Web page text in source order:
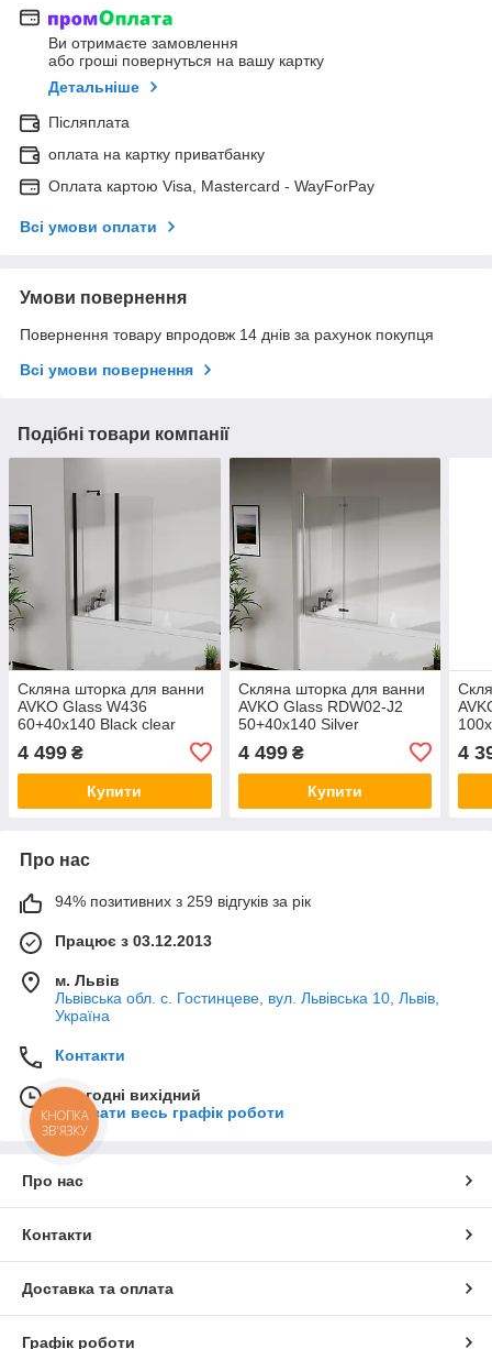
Ви отримаєте замовлення
або гроші повернуться на вашу картку
Детальніше
Післяплата
оплата на картку приватбанку
Оплата картою Visa, Mastercard - WayForPay
Всі умови оплати
Умови повернення
Повернення товару впродовж 14 днів за рахунок покупця
Всі умови повернення
Подібні товари компанії
Скляна шторка для ванни
AVKO Glass W436
60+40x140 Black clear
4 499 ₴
Купити
Скляна шторка для ванни
AVKO Glass RDW02-J2
50+40x140 Silver
4 499₴
Купити
4
Про нас
94% позитивних з 259 відгуків за рік
Працює з 03.12.2013
м. Львів
Львівська обл. с. Гостинцеве, вул. Львівська 10, Львів,
Україна
Контакти
Сьогодні вихідний
Показати весь графік роботи
Про нас
Контакти
Доставка та оплата
Графік роботи
КНОПКА
ЗВ'ЯЗКУ